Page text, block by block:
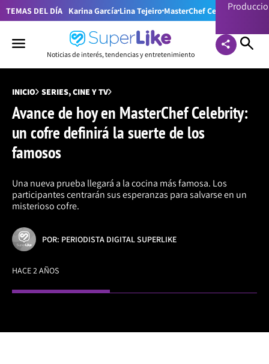
TEMAS DEL DÍA Karina García Lina Tejeiro MasterChef Celebrity
Noticias de interés, tendencias y entretenimiento
INICIO SERIES, CINE Y TV
Avance de hoy en MasterChef Celebrity:
un cofre definirá la suerte de los
famosos
Una nueva prueba llegará a la cocina más famosa. Los
participantes centrarán sus esperanzas para salvarse en un
misterioso cofre.
POR: PERIODISTA DIGITAL SUPERLIKE
HACE 2 AÑOS